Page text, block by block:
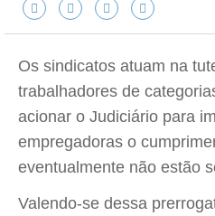
Os sindicatos atuam na
trabalhadores de
acionar o Judiciário para
empregadoras o
eventualmente não estão
Valendo-se dessa